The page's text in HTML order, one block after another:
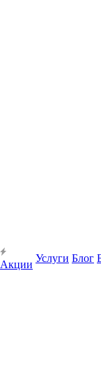
Акции
Услуги Блог